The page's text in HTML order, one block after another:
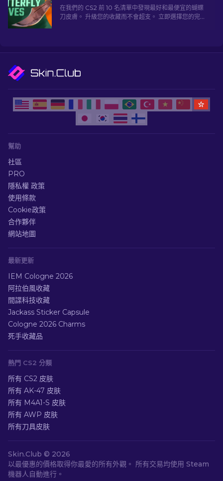
在我們的 CS2 前 10 名清單中發現最好和最便宜的蝴蝶
刀皮膚。 升級您的收藏而不會超支。 立即選擇您的完美
幫助
社區
PRO
隱私權 政策
使用條款
Cookie政策
合作夥伴
網站地圖
最新更新
IEM Cologne 2026
阿拉伯風收藏
間諜科技收藏
Jackass Sticker Capsule
Cologne 2026 Charms
死手收藏品
熱門 CS2 分類
所有 CS2 皮肤
所有 AK-47 皮肤
所有 M4A1-S 皮肤
所有 AWP 皮肤
所有刀具皮肤
Skin.Club © 2026
以最優惠的價格取得你最愛的所有外觀。 所有交易均使用 Steam
機器人自動進行。